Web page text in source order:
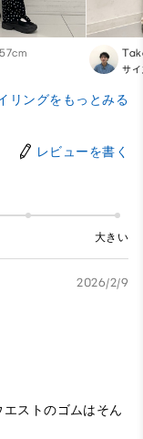
サ
リングをもっとみる
レビューを書く
大きい
2026/2/9
ストのゴムはそん